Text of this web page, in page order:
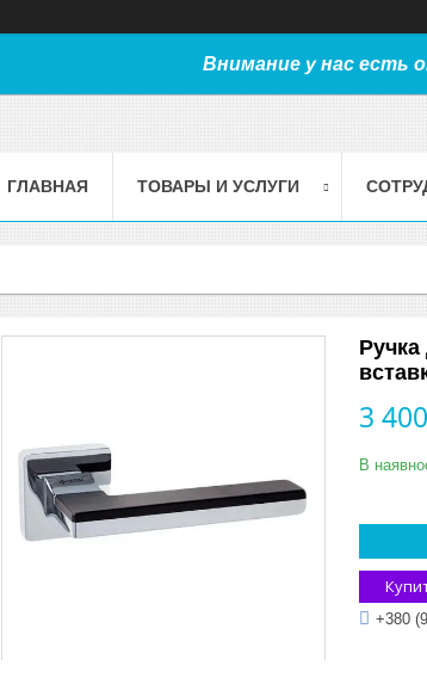
Внимание у нас есть
ГЛАВНАЯ ТОВАРЫ И УСЛУГИ
Ручка
3
В
+380